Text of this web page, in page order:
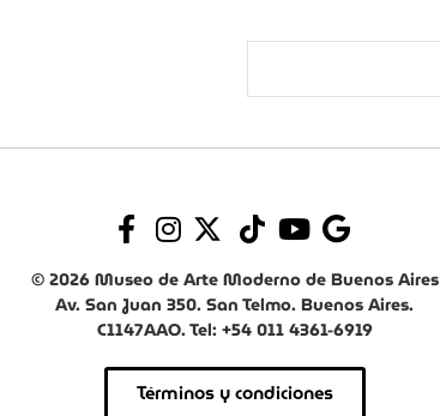
© 2026 Museo de Arte Moderno de Buenos Aires
Av. San Juan 350. San Telmo. Buenos Aires.
C1147AAO. Tel: +54 011 4361-6919
Términos y condiciones